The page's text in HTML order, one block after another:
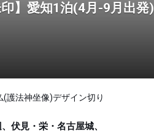
】愛知1泊(4月-9月出発)
護法神坐像)デザイン切り
伏見・栄・名古屋城、